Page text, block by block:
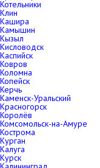
Котельники
Клин
Кашира
Камышин
Кызыл
Кисловодск
Каспийск
Ковров
Коломна
Копейск
Керчь
Каменск-Уральский
Красногорск
Королёв
Комсомольск-на-Амуре
Кострома
Курган
Калуга
Курск